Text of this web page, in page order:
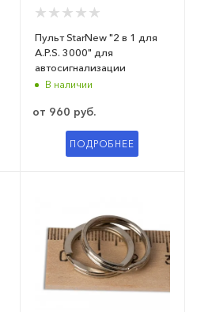
Пульт StarNew "2 в 1 для
A.P.S. 3000" для
автосигнализации
В наличии
от 960 руб.
ПОДРОБНЕЕ